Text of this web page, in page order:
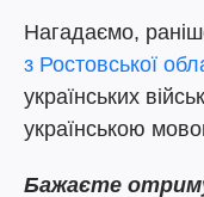
Нагадаємо,
з Ростовської
українських
українською
Бажаєте